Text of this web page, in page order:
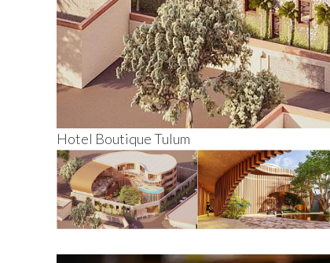
Hotel Boutique Tulum